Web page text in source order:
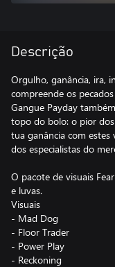
Descrição
Orgulho, ganância, ira,
compreende os
Gangue Payday
topo do bolo: o pior
tua ganância com estes
dos especialistas do
O pacote de visuais
e luvas.
Visuais
- Mad Dog
- Floor Trader
- Power Play
- Reckoning